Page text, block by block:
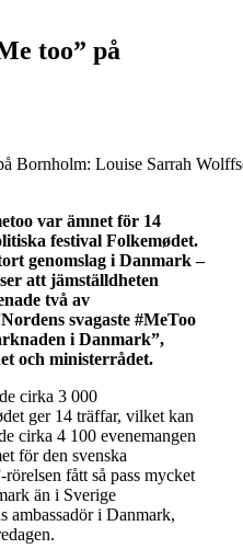
too” på
Bornholm: Louise Sarrah
var ämnet för 14
festival Folkemødet.
genomslag i Danmark –
att jämställdheten
två av
svagaste #MeToo
i Danmark”,
och ministerrådet.
cirka 3 000
ger 14 träffar, vilket kan
cirka 4 100 evenemangen
för den svenska
fått så pass mycket
än i Sverige
ambassadör i Danmark,